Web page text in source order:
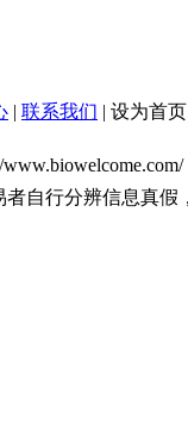
| 联系我们 | 设为首页
自行分辨信息真